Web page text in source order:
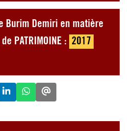
Burim Demiri en matière
PATRIMOINE : 2017